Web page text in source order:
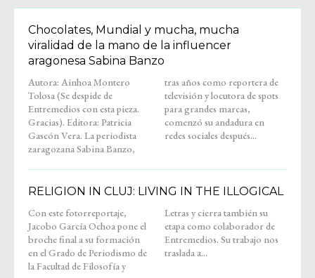
Chocolates, Mundial y mucha, mucha
viralidad de la mano de la influencer
aragonesa Sabina Banzo
Autora: Ainhoa Montero
Tolosa (Se despide de
Entremedios con esta pieza.
Gracias). Editora: Patricia
Gascón Vera. La periodista
zaragozana Sabina Banzo,
tras años como reportera de
televisión y locutora de spots
para grandes marcas,
comenzó su andadura en
redes sociales después...
RELIGION IN CLUJ: LIVING IN THE ILLOGICAL
Con este fotorreportaje,
Jacobo García Ochoa pone el
broche final a su formación
en el Grado de Periodismo de
la Facultad de Filosofía y
Letras y cierra también su
etapa como colaborador de
Entremedios. Su trabajo nos
traslada a...